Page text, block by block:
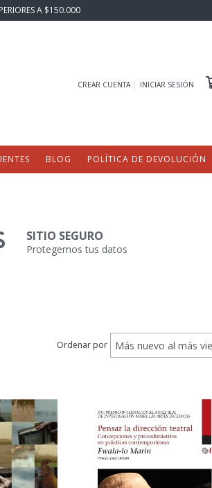
A $150.000
CREAR CUENTA INICIAR SESIÓN
BLOG POLÍTICA DE DEVOLUCIÓN
SITIO SEGURO
Protegemos tus datos
Ordenar por